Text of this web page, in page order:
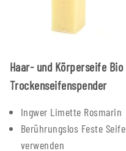
Haar- und Körperseife Bio
Trockenseifenspender
Ingwer Limette Rosmarin
Berührungslos Feste Seife
verwenden